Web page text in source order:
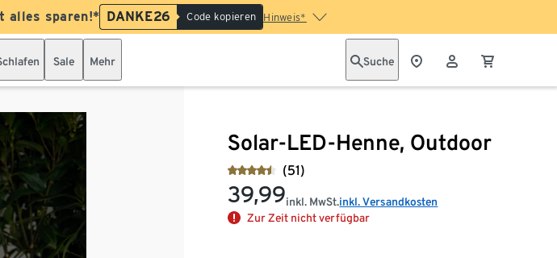
alles sparen!* DANKE26 Code kopieren Hinweis*
Sale Mehr Suche
Solar-LED-Henne, Outdoor
(51)
39,99inkl. MwSt.inkl. Versandkosten
Zur Zeit nicht verfügbar